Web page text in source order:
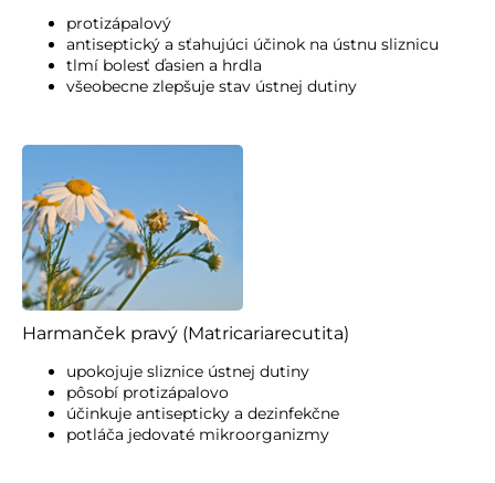
protizápalový
antiseptický a sťahujúci účinok na ústnu sliznicu
tlmí bolesť ďasien a hrdla
všeobecne zlepšuje stav ústnej dutiny
Harmanček pravý (Matricariarecutita)
upokojuje sliznice ústnej dutiny
pôsobí protizápalovo
účinkuje antisepticky a dezinfekčne
potláča jedovaté mikroorganizmy